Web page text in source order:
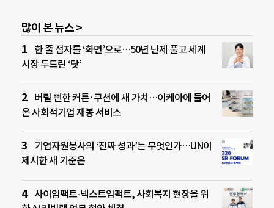
많이 본 뉴스 >
한 줄 점자를 ‘화면’으로…50년 난제 풀고 세계
시장 두드린 ‘닷’
버릴 뻔한 커튼·쿠션에 새 가치…이케아에 들어
온 사회적기업 재봉 서비스
기업자원봉사의 ‘진짜 성과’는 무엇인가…UN이
제시한 새 기준은
사이임팩트-넥스트임팩트, 사회복지 현장을 위